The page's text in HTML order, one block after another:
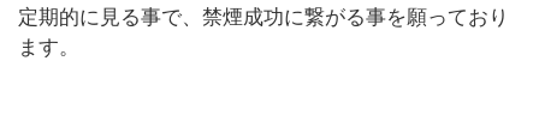
定期的に見る事で、禁煙成功に繋がる事を願っており
ます。